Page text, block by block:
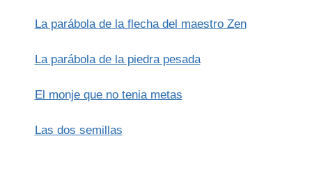
La parábola de la flecha del maestro Zen
La parábola de la piedra pesada
El monje que no tenia metas
Las dos semillas